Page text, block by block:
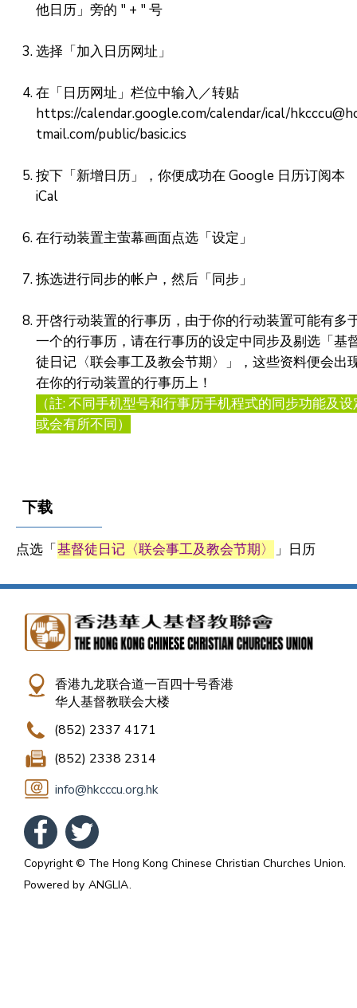
他日历」旁的 " + " 号
选择「加入日历网址」
在「日历网址」栏位中输入／转贴
https://calendar.google.com/calendar/ical/
tmail.com/public/basic.ics
按下「新增日历」，你便成功在 Google 日历订阅本
iCal
在行动装置主萤幕画面点选「设定」
拣选进行同步的帐户，然后「同步」
开啓行动装置的行事历，由于你的行动装置可能有多
一个的行事历，请在行事历的设定中同步及剔选「基
徒日记〈联会事工及教会节期〉」，这些资料便会出
在你的行动装置的行事历上！
（註: 不同手机型号和行事历手机程式的同步功能及设
或会有所不同）
下载
点选「基督徒日记〈联会事工及教会节期〉 」日历
香港九龙联合道一百四十号香港
华人基督教联会大楼
(852) 2337 4171
(852) 2338 2314
info@hkcccu.org.hk
Copyright © The Hong Kong Chinese Christian Churches Union.
Powered by ANGLIA.